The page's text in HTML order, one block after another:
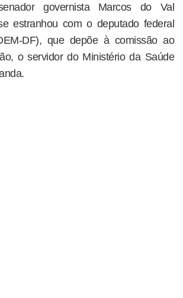
governista Marcos do Val
estranhou com o deputado federal
DF), que depõe à comissão ao
o servidor do Ministério da Saúde